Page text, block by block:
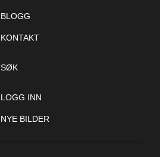
BLOGG
KONTAKT
SØK
LOGG INN
NYE BILDER